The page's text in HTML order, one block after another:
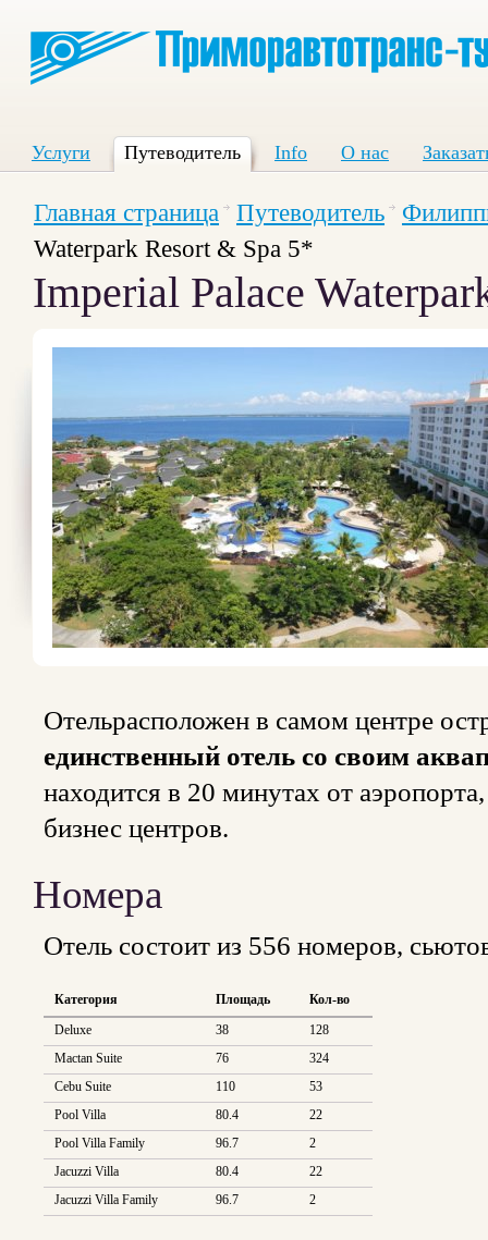
Услуги Путеводитель Info О нас
Главная страница Путеводитель
Waterpark Resort & Spa 5*
Imperial Palace
Отельрасположен в самом центре
единственный отель со своим
находится в 20 минутах от
бизнес центров.
Номера
Отель состоит из 556 номеров,
Категория Площадь
Кол-во
Deluxe
38
128
Mactan Suite
76
324
Cebu Suite
110
53
Pool Villa
80.4
22
Pool Villa Family
96.7
2
Jacuzzi Villa
80.4
22
Jacuzzi Villa Family
96.7 2